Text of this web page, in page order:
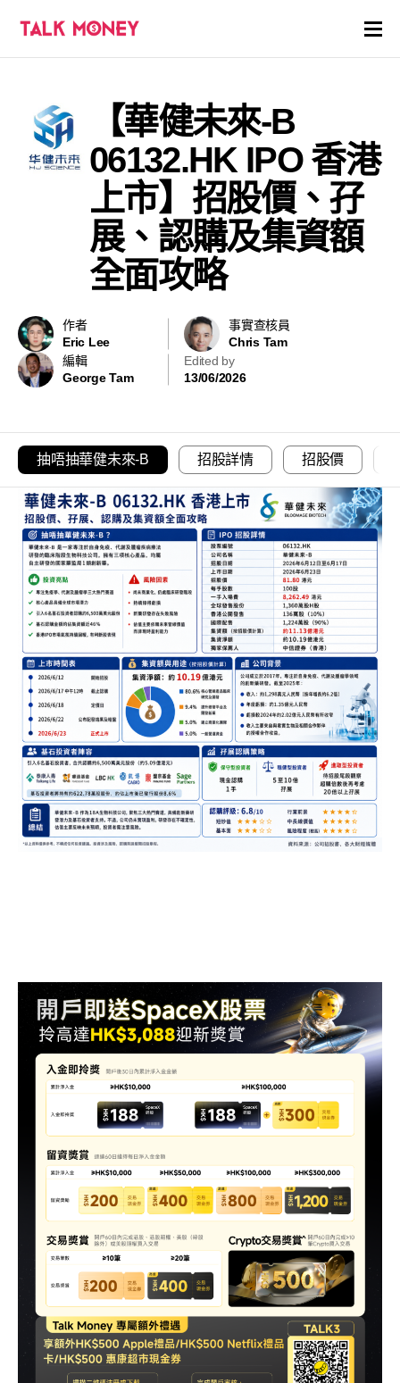
證券商評價
各種投資產品戶口
虛擬貨幣
關於
【華健未來-B
06132.HK IPO 香港
上市】招股價、孖
展、認購及集資額
全面攻略
作者
Eric Lee
事實查核員
Chris Tam
編輯
George Tam
Edited by
13/06/2026
抽唔抽華健未來-B 招股詳情 招股價